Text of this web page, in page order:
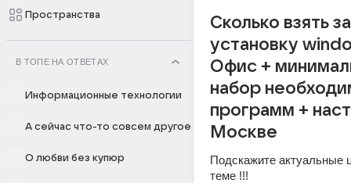
Пространства
В ТОПЕ НА ОТВЕТАХ
Информационные технологии
А сейчас что-то совсем другое
О любви без купюр
Сколько взять за
установку
Офис +
набор
программ +
Москве
Подскажите актуальные
теме !!!